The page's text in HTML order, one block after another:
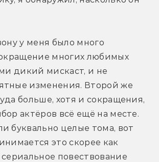
у меня было много
многих любимых
дикий мискаст, и не
изменения. Второй же
больше, хотя и сокращения,
актёров всё ещё на месте.
буквально целые тома, вот
это скорее как
повествование